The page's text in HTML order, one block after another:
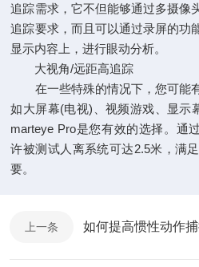
追踪需求，它不但能够通过多摄像
追踪要求，而且可以通过录屏的功
显示内容上，进行眼动分析。
大视角/远距高追踪
在一些特殊的情况下，您可能
如大屏幕(电视)、视频游戏、显示
marteye Pro是您有效的选择。通
许被测试人离系统可达2.5米，满
要。
上一条 如何提高惯性动作